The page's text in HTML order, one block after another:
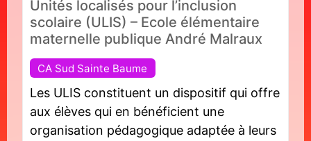
Unités localisés pour l’inclusion
scolaire (ULIS) – Ecole élémentaire
maternelle publique André Malraux
CA Sud Sainte Baume
Les ULIS constituent un dispositif qui offre
aux élèves qui en bénéficient une
organisation pédagogique adaptée à leurs